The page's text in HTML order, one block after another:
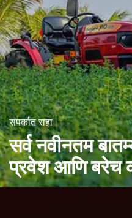
संपर्कात राहा
सर्व नवीनतम
प्रवेश आणि बरेच